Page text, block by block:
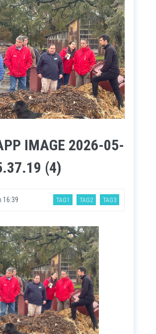
IMAGE 2026-05-
(4)
16:39 TAG1 TAG2 TAG3